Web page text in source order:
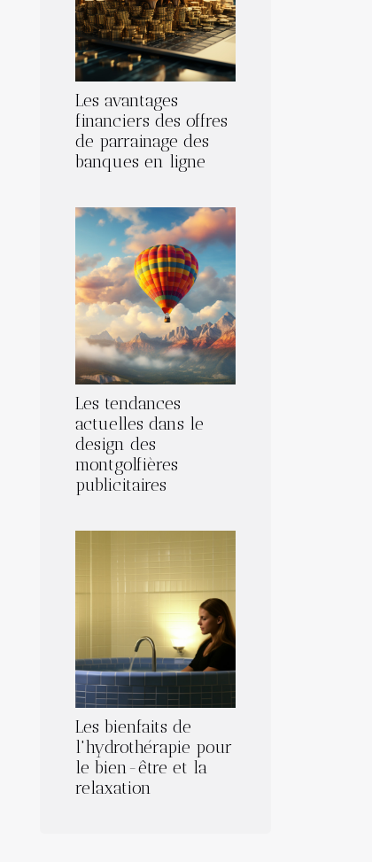
Les avantages
financiers des offres
de parrainage des
banques en ligne
Les tendances
actuelles dans le
design des
montgolfières
publicitaires
Les bienfaits de
l'hydrothérapie pour
le bien-être et la
relaxation